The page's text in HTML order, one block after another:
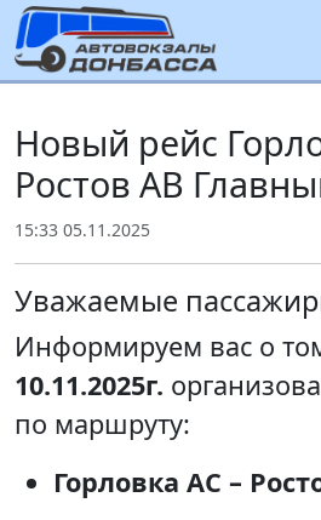
Новый рейс
Ростов АВ
15:33 05.11.2025
Уважаемые
Информируем вас о
10.11.2025г.
по маршруту:
Горловка АС –